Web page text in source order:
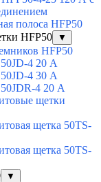
полоса HFP50
HFP50
▼
HFP50
4 20 А
4 30 А
4 20 А
щетки
щетка 50TS-
щетка 50TS-
▼